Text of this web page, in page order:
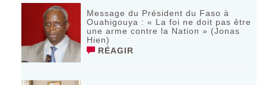
Message du Président du Faso à
Ouahigouya : « La foi ne doit pas être
une arme contre la Nation » (Jonas
Hien)
RÉAGIR